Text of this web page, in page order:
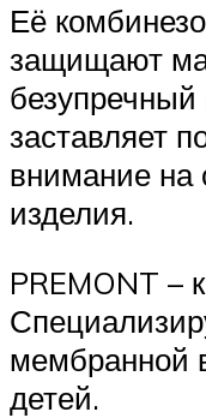
Её
защищают
заставляет
внимание на
изделия.
PREMONT –
мембранной
детей.